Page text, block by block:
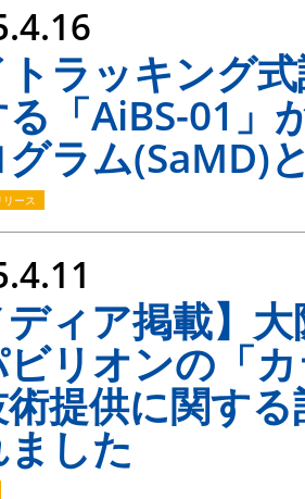
ラッキング
る「AiBS-01」
ラム(SaMD)
ース
ディア掲載】
ビリオンの「
提供に関す
した